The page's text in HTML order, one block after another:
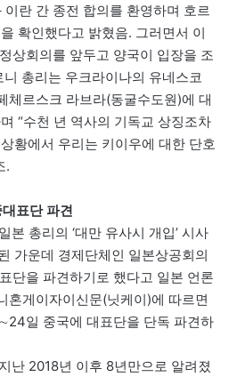
란 간 종전 합의를 환영하며 호르
확인했다고 밝혔음. 그러면서 이
상회의를 앞두고 양국이 입장을 조
총리는 우크라이나의 유네스코
체르스크 라브라(동굴수도원)에 대
“수천 년 역사의 기독교 상징조차
황에서 우리는 키이우에 대한 단호
.
표단 파견
본 총리의 ‘대만 유사시 개입’ 시사
가운데 경제단체인 일본상공회의
단을 파견하기로 했다고 일본 언론
혼게이자이신문(닛케이)에 따르면
일 중국에 대표단을 단독 파견하
난 2018년 이후 8년만으로 알려졌